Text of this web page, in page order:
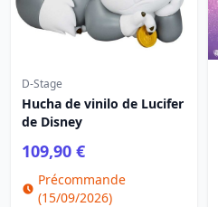
D-Stage
Hucha de vinilo de Lucifer
de Disney
109,90 €
Précommande
(15/09/2026)